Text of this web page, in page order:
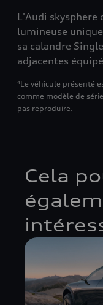
L'Audi skysphere
lumineuse
sa calandre
adjacentes
⁴Le véhicule présenté
comme modèle de
pas reproduire.
Cela